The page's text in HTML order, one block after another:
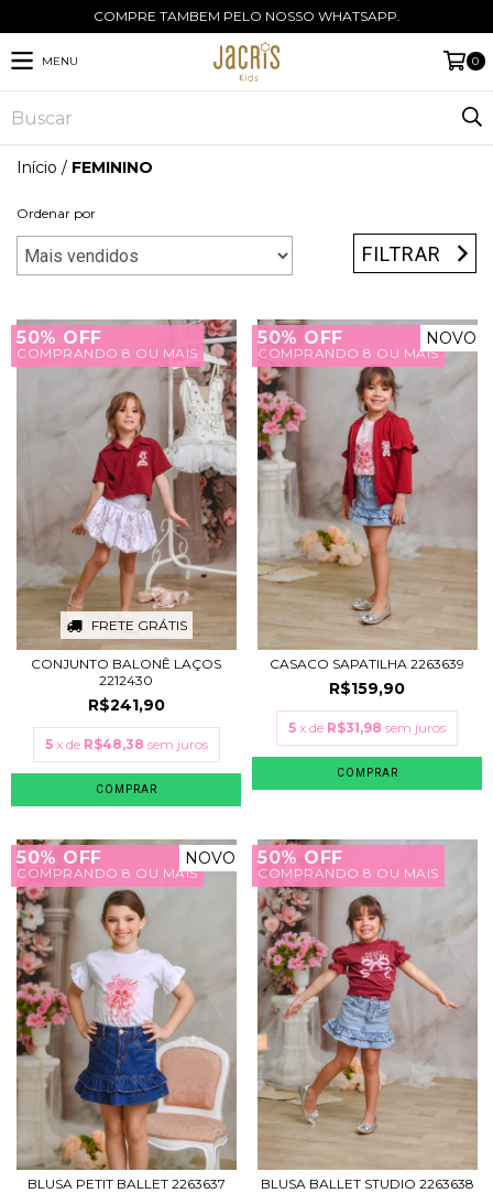
COMPRE TAMBEM PELO NOSSO WHATSAPP.
MENU 0
Início / FEMININO
Ordenar por
FILTRAR
50% OFF
COMPRANDO 8 OU MAIS
FRETE GRÁTIS
CONJUNTO BALONÊ LAÇOS
2212430
R$241,90
5 x de R$48,38 sem juros
COMPRAR
50% OFF
COMPRANDO 8 OU MAIS
NOVO
CASACO SAPATILHA 2263639
R$159,90
5 x de R$31,98 sem juros
COMPRAR
50% OFF
COMPRANDO 8 OU MAIS
NOVO
BLUSA PETIT BALLET 2263637
50% OFF
COMPRANDO 8 OU MAIS
BLUSA BALLET STUDIO 2263638